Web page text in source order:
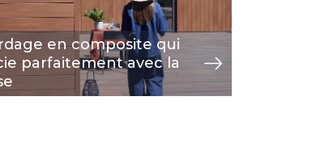
en composite qui
parfaitement avec la